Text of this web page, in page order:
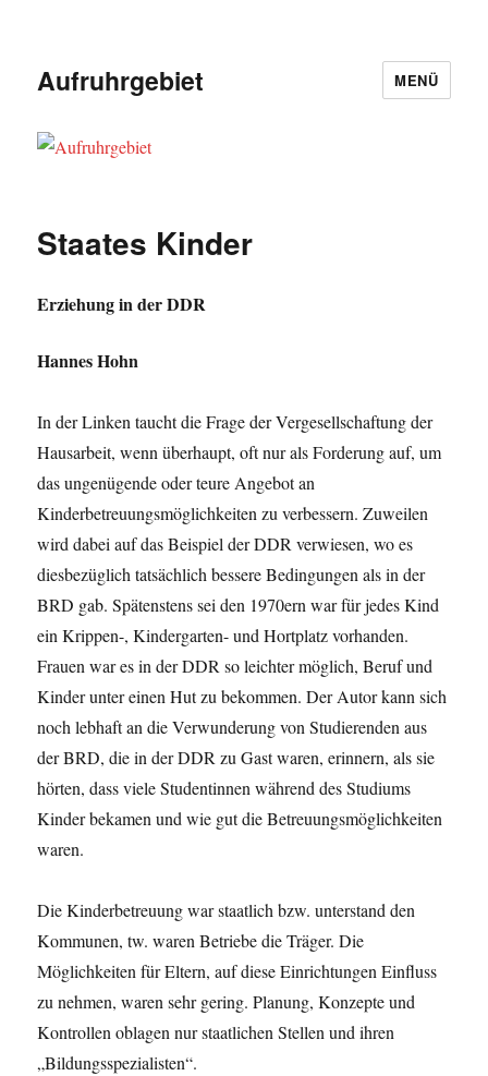
Aufruhrgebiet MENÜ
Staates Kinder
Erziehung in der DDR
Hannes Hohn
In der Linken taucht die Frage der Vergesellschaftung der
Hausarbeit, wenn überhaupt, oft nur als Forderung auf, um
das ungenügende oder teure Angebot an
Kinderbetreuungsmöglichkeiten zu verbessern. Zuweilen
wird dabei auf das Beispiel der DDR verwiesen, wo es
diesbezüglich tatsächlich bessere Bedingungen als in der
BRD gab. Spätenstens sei den 1970ern war für jedes Kind
ein Krippen-, Kindergarten- und Hortplatz vorhanden.
Frauen war es in der DDR so leichter möglich, Beruf und
Kinder unter einen Hut zu bekommen. Der Autor kann sich
noch lebhaft an die Verwunderung von Studierenden aus
der BRD, die in der DDR zu Gast waren, erinnern, als sie
hörten, dass viele Studentinnen während des Studiums
Kinder bekamen und wie gut die Betreuungsmöglichkeiten
waren.
Die Kinderbetreuung war staatlich bzw. unterstand den
Kommunen, tw. waren Betriebe die Träger. Die
Möglichkeiten für Eltern, auf diese Einrichtungen Einfluss
zu nehmen, waren sehr gering. Planung, Konzepte und
Kontrollen oblagen nur staatlichen Stellen und ihren
„Bildungsspezialisten“.